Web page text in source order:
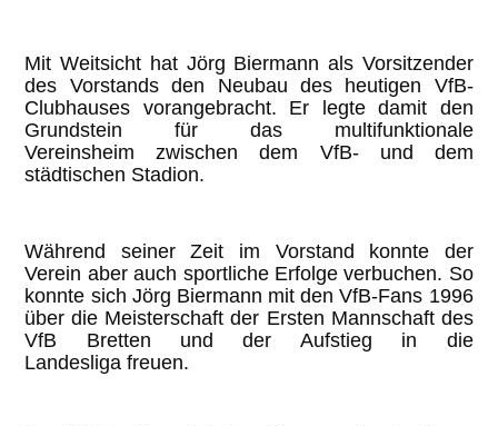
Mit Weitsicht hat Jörg Biermann als Vorsitzender
des Vorstands den Neubau des heutigen VfB-
Clubhauses vorangebracht. Er legte damit den
Grundstein für das multifunktionale
Vereinsheim zwischen dem VfB- und dem
städtischen Stadion.
Während seiner Zeit im Vorstand konnte der
Verein aber auch sportliche Erfolge verbuchen. So
konnte sich Jörg Biermann mit den VfB-Fans 1996
über die Meisterschaft der Ersten Mannschaft des
VfB Bretten und der Aufstieg in die
Landesliga freuen.